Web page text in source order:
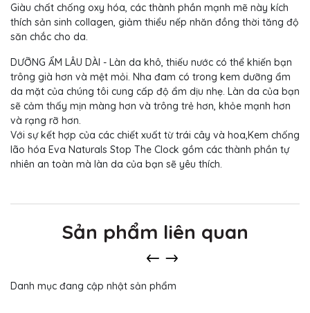
Giàu chất chống oxy hóa, các thành phần mạnh mẽ này kích
thích sản sinh collagen, giảm thiểu nếp nhăn đồng thời tăng độ
săn chắc cho da.
DƯỠNG ẨM LÂU DÀI - Làn da khô, thiếu nước có thể khiến bạn
trông già hơn và mệt mỏi. Nha đam có trong kem dưỡng ẩm
da mặt của chúng tôi cung cấp độ ẩm dịu nhẹ. Làn da của bạn
sẽ cảm thấy mịn màng hơn và trông trẻ hơn, khỏe mạnh hơn
và rạng rỡ hơn.
Với sự kết hợp của các chiết xuất từ ​​trái cây và hoa,Kem chống
lão hóa Eva Naturals Stop The Clock gồm các thành phần tự
nhiên an toàn mà làn da của bạn sẽ yêu thích.
Sản phẩm liên quan
Danh mục đang cập nhật sản phẩm